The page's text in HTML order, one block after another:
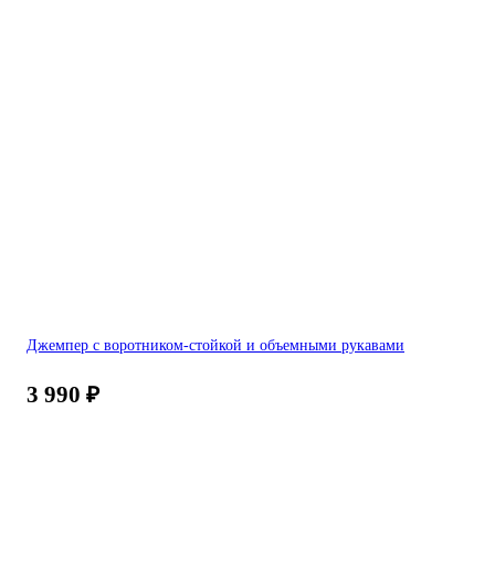
Джемпер с воротником-стойкой и объемными рукавами
3 990 ₽